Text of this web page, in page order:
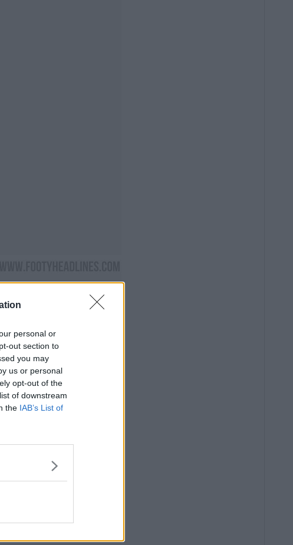
personal or
out section to
you may
us or personal
opt-out of the
of downstream
the IAB’s List of